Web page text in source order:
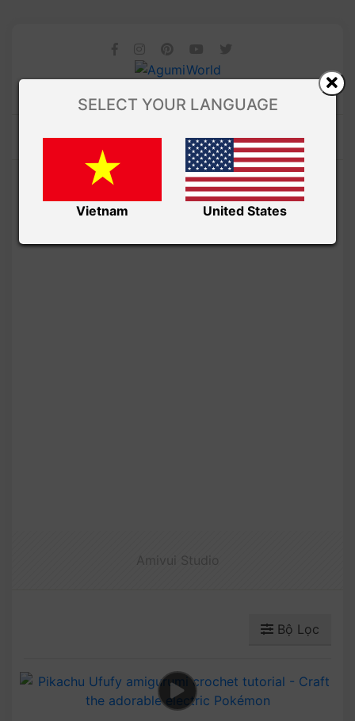
Bộ Lọc
SELECT YOUR LANGUAGE
Vietnam United States